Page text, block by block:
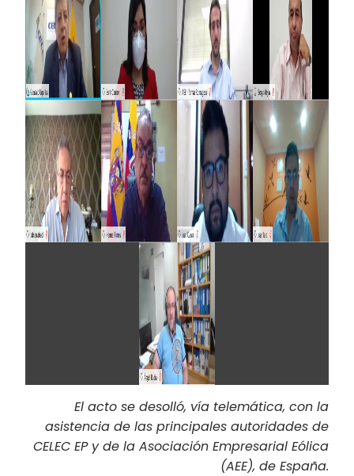
El acto se desolló, vía telemática, con la
asistencia de las principales autoridades de
CELEC EP y de la Asociación Empresarial Eólica
(AEE), de España.